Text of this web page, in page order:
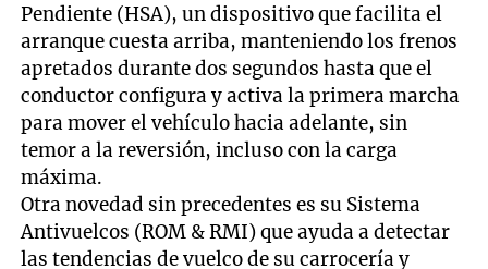
Pendiente (HSA), un dispositivo que facilita el
arranque cuesta arriba, manteniendo los frenos
apretados durante dos segundos hasta que el
conductor configura y activa la primera marcha
para mover el vehículo hacia adelante, sin
temor a la reversión, incluso con la carga
máxima.
Otra novedad sin precedentes es su Sistema
Antivuelcos (ROM & RMI) que ayuda a detectar
las tendencias de vuelco de su carrocería y